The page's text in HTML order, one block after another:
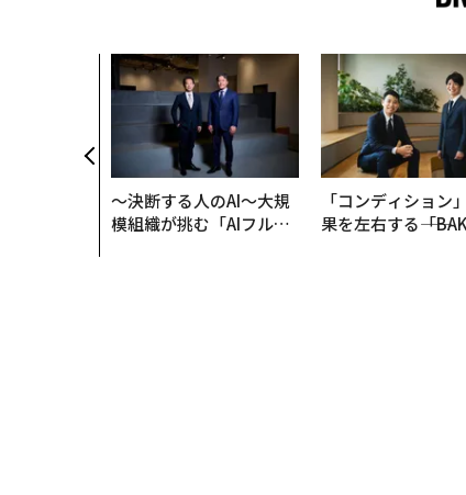
〜決断する人のAI〜大規
模組織が挑む「AIフル実
「コンディション
果を左右する――「